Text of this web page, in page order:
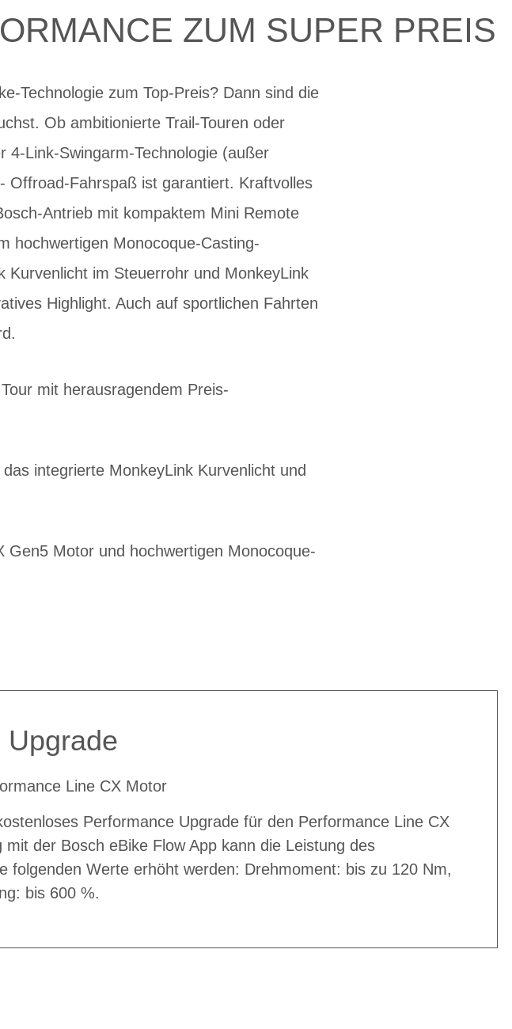
ZUM SUPER PREIS
Technologie zum Top-Preis? Dann sind die
Ob ambitionierte Trail-Touren oder
Link-Swingarm-Technologie (außer
Offroad-Fahrspaß ist garantiert. Kraftvolles
Antrieb mit kompaktem Mini Remote
hochwertigen Monocoque-Casting-
im Steuerrohr und MonkeyLink
Highlight. Auch auf sportlichen Fahrten
mit herausragendem Preis-
integrierte MonkeyLink Kurvenlicht und
Motor und hochwertigen Monocoque-
Upgrade
Line CX Motor
Performance Upgrade für den Performance Line CX
der Bosch eBike Flow App kann die Leistung des
folgenden Werte erhöht werden: Drehmoment: bis zu 120 Nm,
bis 600 %.